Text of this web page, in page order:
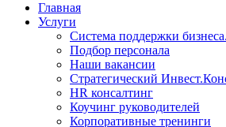
Главная
Услуги
Система поддержки
Подбор персонала
Наши вакансии
Стратегический
HR консалтинг
Коучинг руководителей
Корпоративные тренинги